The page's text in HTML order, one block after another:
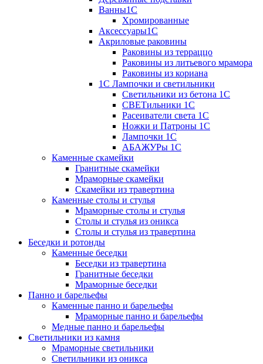
Ванны1С
Хромированные
Аксессуары1С
Акриловые раковины
Раковины из терраццо
Раковины из литьевого мрамора
Раковины из кориана
1С Лампочки и светильники
Светильники из бетона 1С
СВЕТильники 1С
Расеиватели света 1С
Ножки и Патроны 1С
Лампочки 1С
АБАЖУРы 1С
Каменные скамейки
Гранитные скамейки
Мраморные скамейки
Скамейки из травертина
Каменные столы и стулья
Мраморные столы и стулья
Столы и стулья из оникса
Столы и стулья из травертина
Беседки и ротонды
Каменные беседки
Беседки из травертина
Гранитные беседки
Мраморные беседки
Панно и барельефы
Каменные панно и барельефы
Мраморные панно и барельефы
Медные панно и барельефы
Светильники из камня
Мраморные светильники
Светильники из оникса